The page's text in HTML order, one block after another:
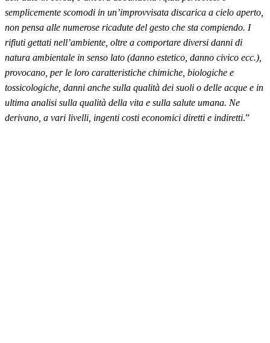
semplicemente scomodi in un’improvvisata discarica a cielo aperto,
non pensa alle numerose ricadute del gesto che sta compiendo. I
rifiuti gettati nell’ambiente, oltre a comportare diversi danni di
natura ambientale in senso lato (danno estetico, danno civico ecc.),
provocano, per le loro caratteristiche chimiche, biologiche e
tossicologiche, danni anche sulla qualità dei suoli o delle acque e in
ultima analisi sulla qualità della vita e sulla salute umana. Ne
derivano, a vari livelli, ingenti costi economici diretti e indiretti.”